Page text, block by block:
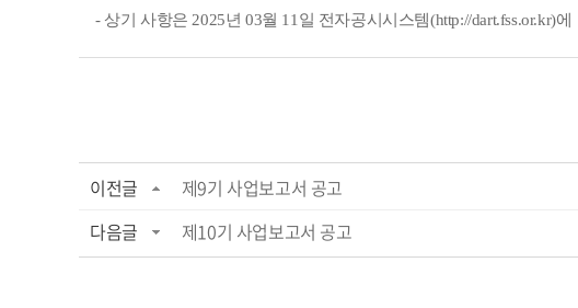
- 상기 사항은 2025년 03월 11일 전자공시시스템(http://dart.fss.or.kr)에
이전글
제9기 사업보고서 공고
다음글
제10기 사업보고서 공고